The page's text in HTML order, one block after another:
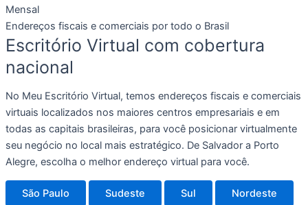
Mensal
Endereços fiscais e comerciais por todo o Brasil
Escritório Virtual com cobertura
nacional
No Meu Escritório Virtual, temos endereços fiscais e comerciais
virtuais localizados nos maiores centros empresariais e em
todas as capitais brasileiras, para você posicionar virtualmente
seu negócio no local mais estratégico. De Salvador a Porto
Alegre, escolha o melhor endereço virtual para você.
São Paulo Sudeste Sul Nordeste